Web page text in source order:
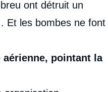
ont détruit un
Et les bombes ne font
pointant la